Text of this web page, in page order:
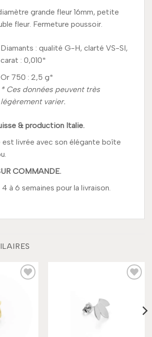
grande fleur 16mm, petite
fleur. Fermeture poussoir.
Diamants : qualité G-H, clarté VS-SI,
carat : 0,010*
Or 750 : 2,5 g*
* Ces données peuvent très
légèrement varier.
& production Italie.
est livrée avec son élégante boîte
COMMANDE.
à 6 semaines pour la livraison.